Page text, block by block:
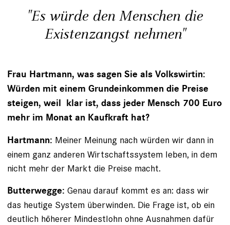
"Es würde den Menschen die
Existenzangst nehmen"
Frau Hartmann, was sagen Sie als Volkswirtin:
Würden mit einem Grundeinkommen die Preise
steigen, weil ­ klar ist, dass jeder Mensch 700 Euro
mehr im Monat an Kaufkraft hat?
Hartmann: Meiner Meinung nach würden wir dann in
einem ganz anderen Wirtschaftssystem leben, in dem
nicht mehr der Markt die Preise macht.
Butterwegge: Genau darauf kommt es an: dass wir
das heutige System überwinden. Die Frage ist, ob ein
deutlich höherer Mindestlohn ohne Ausnahmen dafür